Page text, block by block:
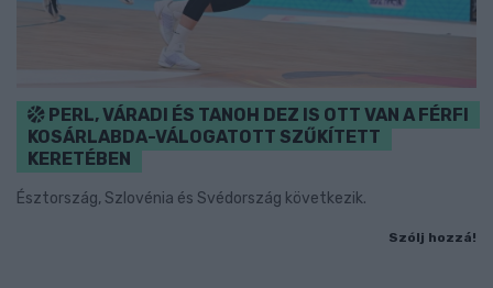
PERL, VÁRADI ÉS TANOH DEZ IS OTT VAN A FÉRFI
KOSÁRLABDA-VÁLOGATOTT SZŰKÍTETT
KERETÉBEN
Észtország, Szlovénia és Svédország következik.
Szólj hozzá!